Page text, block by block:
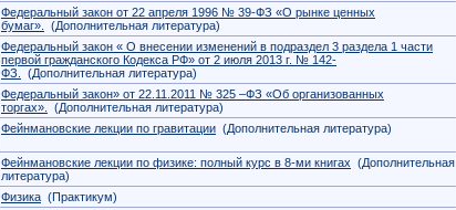
Федеральный закон от 22 апреля 1996 № 39-ФЗ «О рынке ценных
бумаг».
(Дополнительная литература)
Федеральный закон « О внесении изменений в подраздел 3 раздела 1 части
первой гражданского Кодекса РФ» от 2 июля 2013 г. № 142-
ФЗ.
(Дополнительная литература)
Федеральный закон» от 22.11.2011 № 325 –ФЗ «Об организованных
торгах».
(Дополнительная литература)
Фейнмановские лекции по гравитации (Дополнительная литература)
Фейнмановские лекции по физике: полный курс в 8-ми книгах (Дополнительная
литература)
Физика (Практикум)